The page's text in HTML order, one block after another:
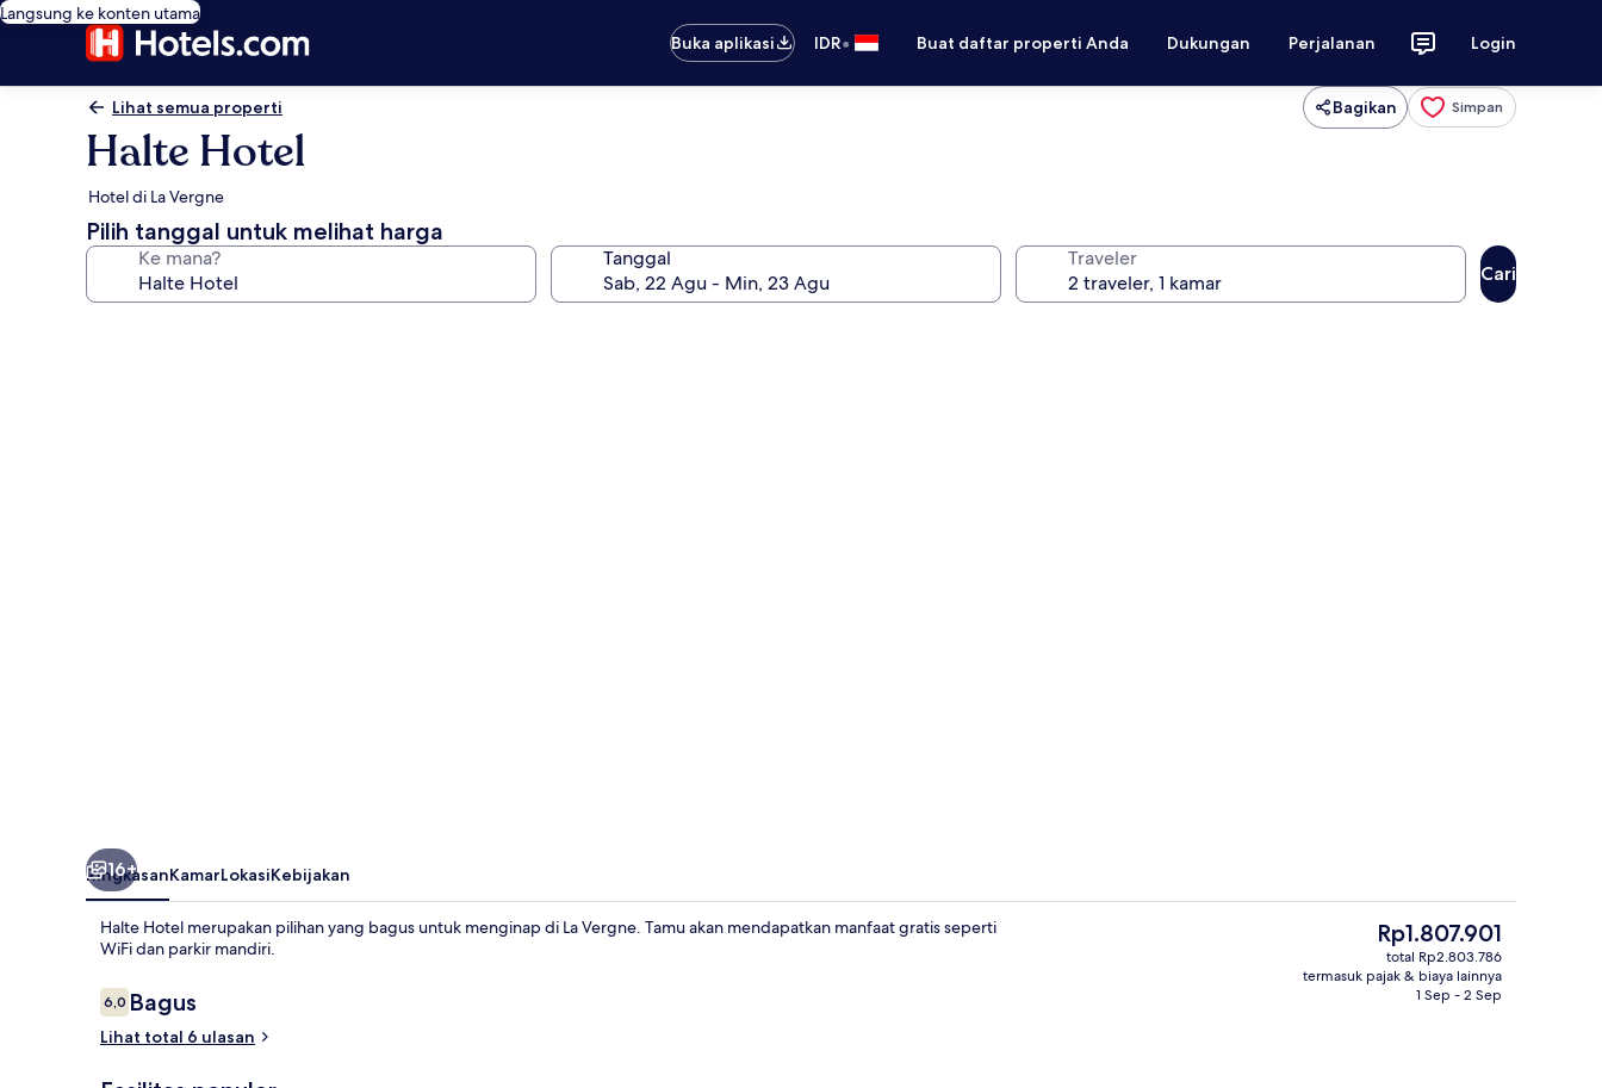
Langsung ke konten utama
Buka aplikasi
IDR• Buat daftar properti Anda Dukungan Perjalanan Login
Lihat semua properti Bagikan Simpan
Halte Hotel
Hotel di La Vergne
Pilih tanggal untuk melihat harga
Ke mana? Tanggal Traveler
Cari
Eksterior
16+
RingkasanKamarLokasiKebijakan
Halte Hotel merupakan pilihan yang bagus untuk menginap di La Vergne. Tamu akan mendapatkan manfaat gratis seperti
WiFi dan parkir mandiri.
Ulasan
6,06,0 dari 10
Bagus
Lihat total 6 ulasan
Harga
saat
ini
Rp1.807.901
Rp1.807.901
total Rp2.803.786
termasuk pajak & biaya lainnya
1 Sep - 2 Sep